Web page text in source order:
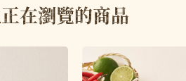
在瀏覽的商品